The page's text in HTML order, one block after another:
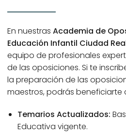
En nuestras Academia de
Educación Infantil Ciudad
equipo de profesionales
de las oposiciones. Si te
la preparación de las
maestros, podrás beneficiarte
Temarios Actualizados:
Educativa vigente.